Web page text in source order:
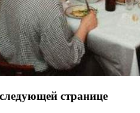
странице